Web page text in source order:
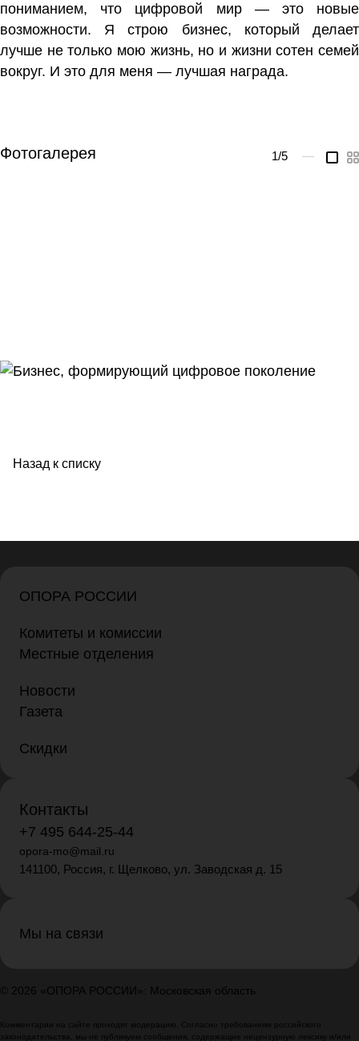
пониманием, что цифровой мир — это новые
возможности. Я строю бизнес, который делает
лучше не только мою жизнь, но и жизни сотен семей
вокруг. И это для меня — лучшая награда.
Фотогалерея 1/5 —
Назад к списку
ОПОРА РОССИИ
Комитеты и комиссии
Местные отделения
Новости
Газета
Скидки
Контакты
+7 495 644-25-44
opora-mo@mail.ru
141100, Россия, г. Щелково, ул. Заводская д. 15
Мы на связи
© 2026 «ОПОРА РОССИИ»: Московская область
Комментарии на сайте проходят модерацию. Согласно требованиям российского
законодательства, мы не публикуем сообщения, содержащие нецензурную лексику и/или